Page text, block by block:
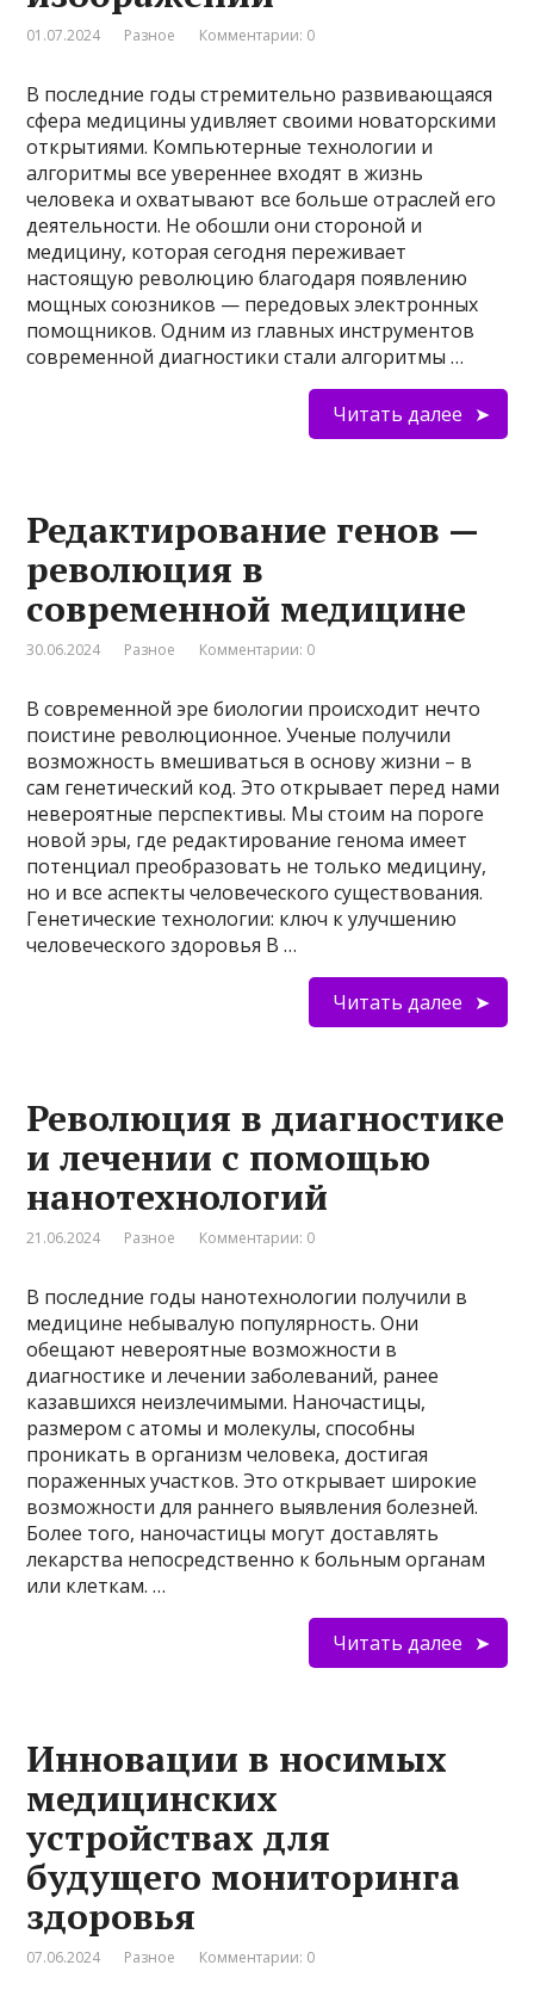
01.07.2024 Разное Комментарии: 0
В последние годы стремительно развивающаяся
сфера медицины удивляет своими новаторскими
открытиями. Компьютерные технологии и
алгоритмы все увереннее входят в жизнь
человека и охватывают все больше отраслей его
деятельности. Не обошли они стороной и
медицину, которая сегодня переживает
настоящую революцию благодаря появлению
мощных союзников — передовых электронных
помощников. Одним из главных инструментов
современной диагностики стали алгоритмы …
Читать далее
Редактирование генов —
революция в
современной медицине
30.06.2024 Разное Комментарии: 0
В современной эре биологии происходит нечто
поистине революционное. Ученые получили
возможность вмешиваться в основу жизни – в
сам генетический код. Это открывает перед нами
невероятные перспективы. Мы стоим на пороге
новой эры, где редактирование генома имеет
потенциал преобразовать не только медицину,
но и все аспекты человеческого существования.
Генетические технологии: ключ к улучшению
человеческого здоровья В …
Читать далее
Революция в диагностике
и лечении с помощью
нанотехнологий
21.06.2024 Разное Комментарии: 0
В последние годы нанотехнологии получили в
медицине небывалую популярность. Они
обещают невероятные возможности в
диагностике и лечении заболеваний, ранее
казавшихся неизлечимыми. Наночастицы,
размером с атомы и молекулы, способны
проникать в организм человека, достигая
пораженных участков. Это открывает широкие
возможности для раннего выявления болезней.
Более того, наночастицы могут доставлять
лекарства непосредственно к больным органам
или клеткам. …
Читать далее
Инновации в носимых
медицинских
устройствах для
будущего мониторинга
здоровья
07.06.2024 Разное Комментарии: 0